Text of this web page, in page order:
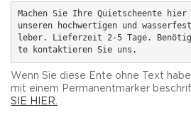
Machen Sie Ihre Quietscheente hier
unseren hochwertigen und
leber.
Lieferzeit 2-5 Tage.
te kontaktieren Sie uns.
Wenn Sie diese Ente ohne Text
mit einem Permanentmarker
SIE HIER.